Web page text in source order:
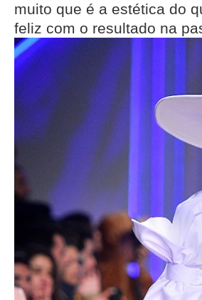
muito que é a estética do
feliz com o resultado na